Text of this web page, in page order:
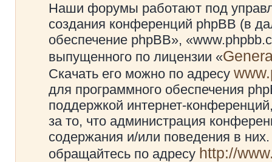
Наши форумы работают под
создания конференций phpBB (в
обеспечение phpBB»,
выпущенного по лицензии «
Скачать его можно по адресу
для программного обеспечения
поддержкой интернет-
за то, что администрация
содержания и/или поведения в
обращайтесь по адресу http://